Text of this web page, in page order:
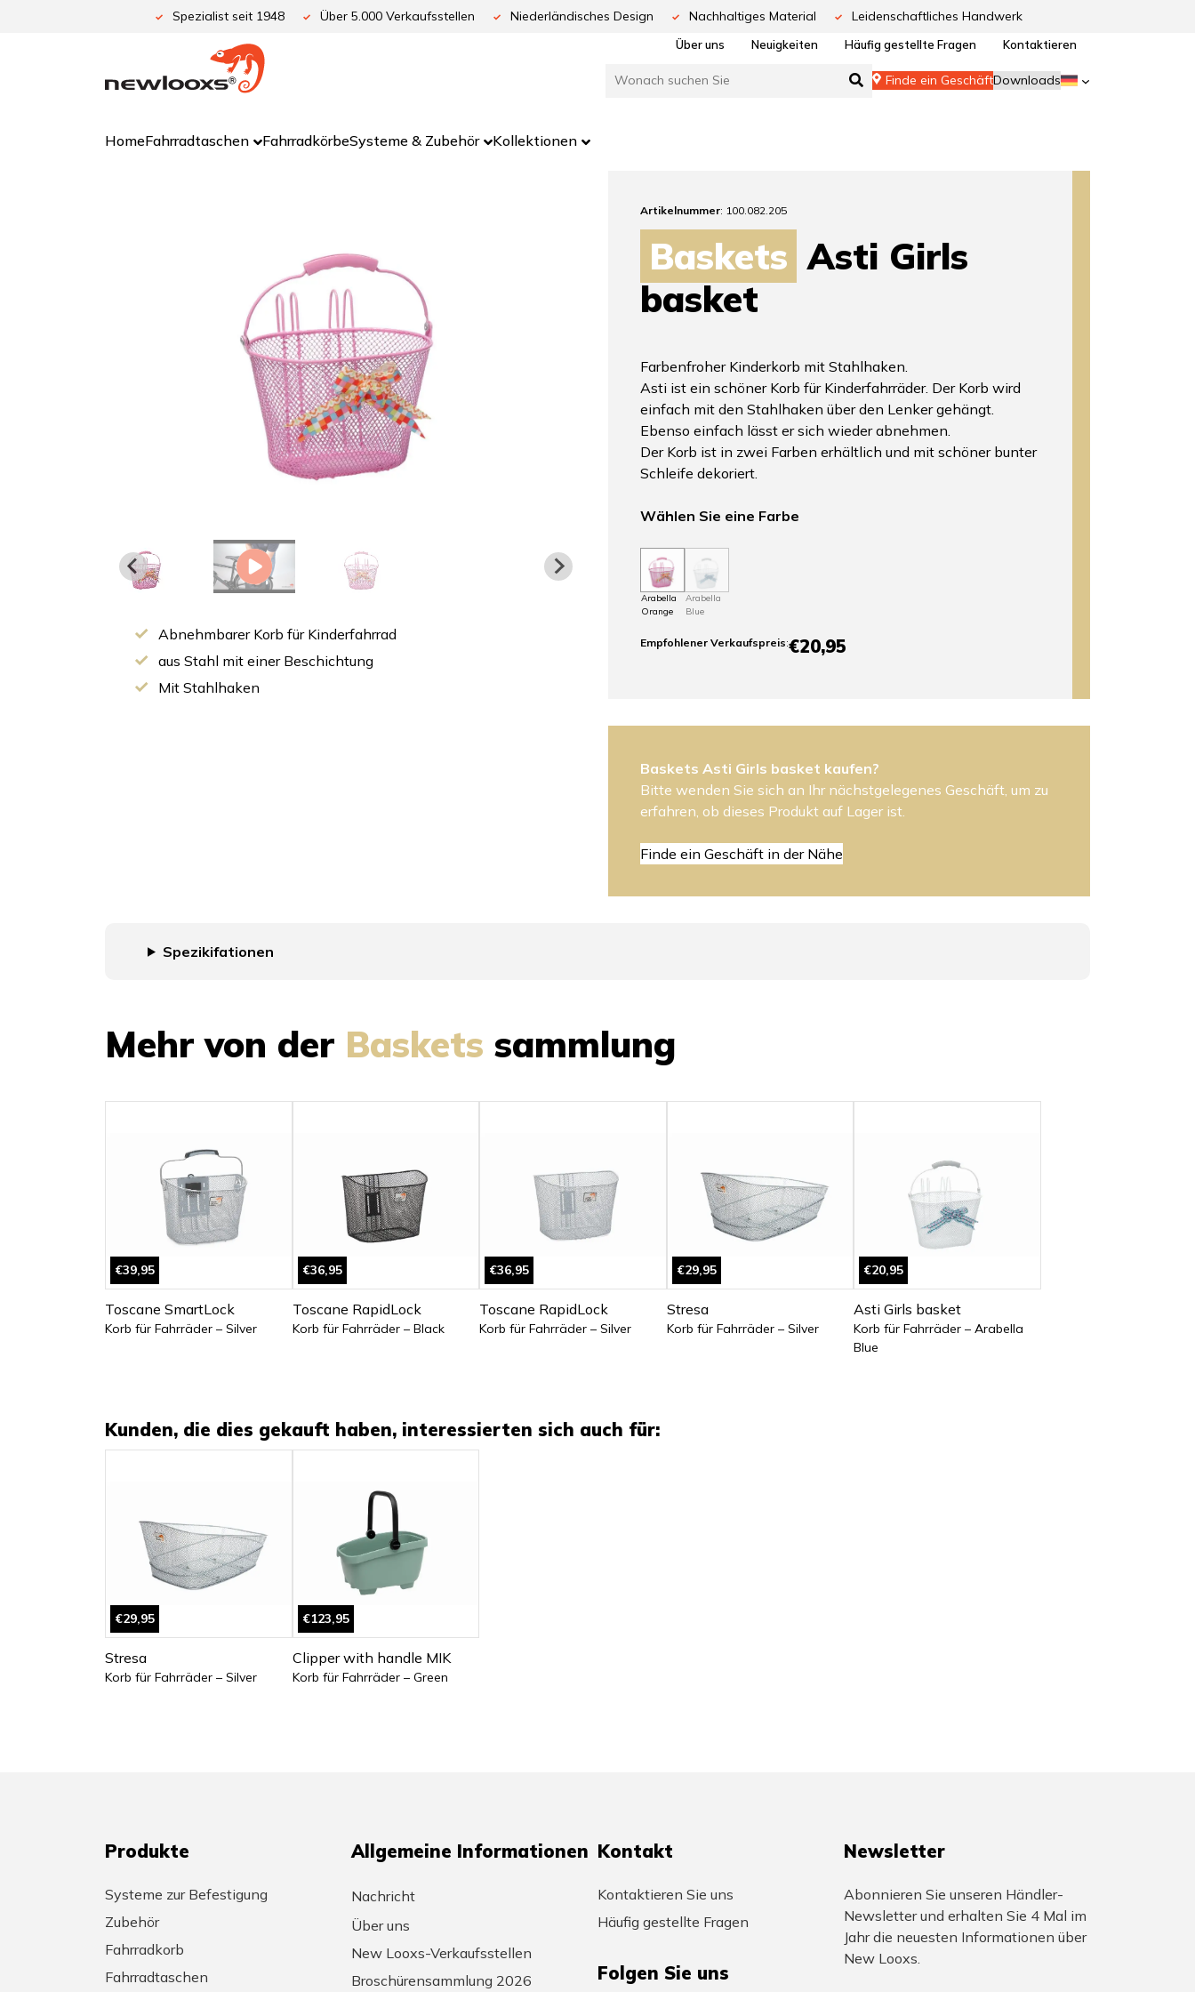
Spezialist seit 1948 Über 5.000 Verkaufsstellen Niederländisches Design Nachhaltiges Material Leidenschaftliches Handwerk
Über uns Neuigkeiten Häufig gestellte Fragen Kontaktieren
Finde ein GeschäftDownloads
HomeFahrradtaschen FahrradkörbeSysteme & Zubehör Kollektionen
Abnehmbarer Korb für Kinderfahrrad
aus Stahl mit einer Beschichtung
Mit Stahlhaken
Artikelnummer: 100.082.205
Baskets Asti Girls
basket
Farbenfroher Kinderkorb mit Stahlhaken.
Asti ist ein schöner Korb für Kinderfahrräder. Der Korb wird
einfach mit den Stahlhaken über den Lenker gehängt.
Ebenso einfach lässt er sich wieder abnehmen.
Der Korb ist in zwei Farben erhältlich und mit schöner bunter
Schleife dekoriert.
Wählen Sie eine Farbe
Arabella
Orange
Arabella
Blue
Empfohlener Verkaufspreis:€20,95
Baskets Asti Girls basket kaufen?
Bitte wenden Sie sich an Ihr nächstgelegenes Geschäft, um zu
erfahren, ob dieses Produkt auf Lager ist.
Finde ein Geschäft in der Nähe
Spezikifationen
Mehr von der Baskets sammlung
€39,95
Toscane SmartLock
Korb für Fahrräder – Silver
€36,95
Toscane RapidLock
Korb für Fahrräder – Black
€36,95
Toscane RapidLock
Korb für Fahrräder – Silver
€29,95
Stresa
Korb für Fahrräder – Silver
€20,95
Asti Girls basket
Korb für Fahrräder – Arabella
Blue
Kunden, die dies gekauft haben, interessierten sich auch für:
€29,95
Stresa
Korb für Fahrräder – Silver
€123,95
Clipper with handle MIK
Korb für Fahrräder – Green
Produkte
Systeme zur Befestigung
Zubehör
Fahrradkorb
Fahrradtaschen
Allgemeine Informationen
Nachricht
Über uns
New Looxs-Verkaufsstellen
Broschürensammlung 2026
Kontakt
Kontaktieren Sie uns
Häufig gestellte Fragen
Folgen Sie uns
Newsletter
Abonnieren Sie unseren Händler-
Newsletter und erhalten Sie 4 Mal im
Jahr die neuesten Informationen über
New Looxs.